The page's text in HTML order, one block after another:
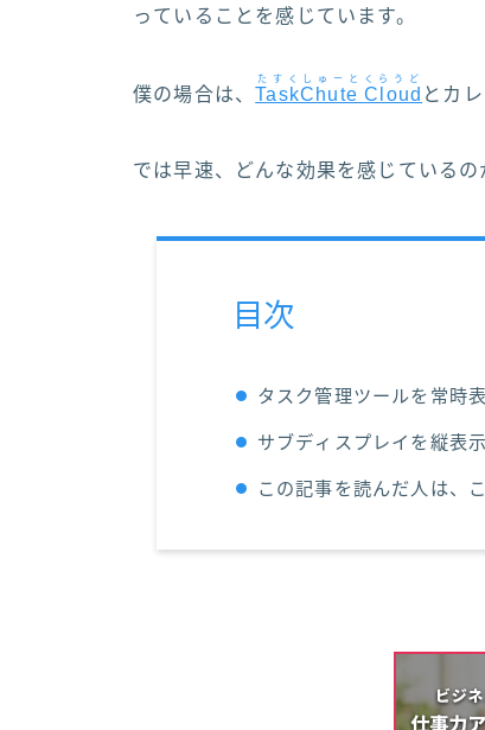
っていることを感じています。
僕の場合は、TaskChute Cloud
たすくしゅーとくらうど
とカ
では早速、どんな効果を感じているの
目次
タスク管理ツールを常時
サブディスプレイを縦表
この記事を読んだ人は、